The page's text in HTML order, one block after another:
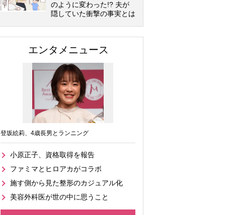
のように変わった!? 夫が
隠していた衝撃の事実とは
エンタメニュース
登坂絵莉、4歳長男とランニング
小原正子、資格取得を報告
ファミマとヒロアカがコラボ
施す側から見た整形のカジュアル化
美容外科医が世の中に思うこと